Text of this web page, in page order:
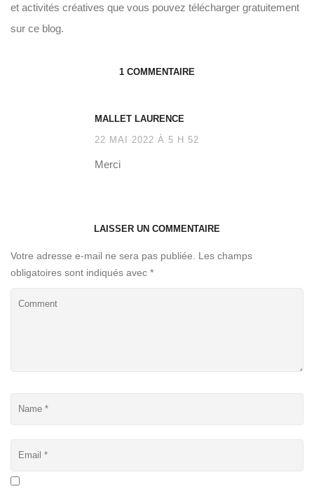
et activités créatives que vous pouvez télécharger gratuitement
sur ce blog.
1 COMMENTAIRE
MALLET LAURENCE
22 MAI 2022 À 5 H 52
Merci
LAISSER UN COMMENTAIRE
Votre adresse e-mail ne sera pas publiée. Les champs
obligatoires sont indiqués avec *